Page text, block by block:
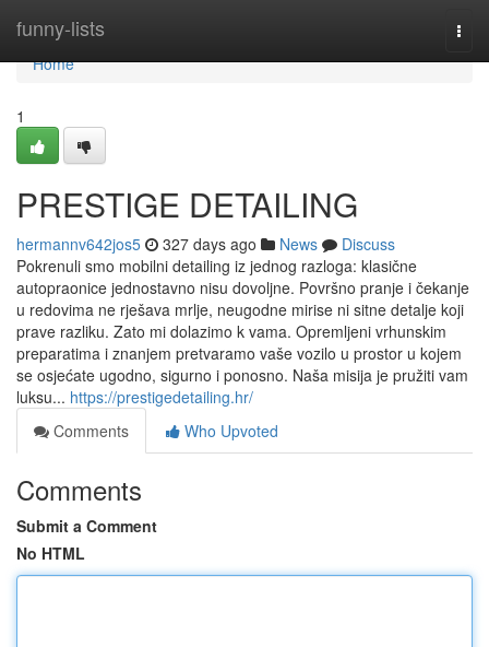
funny-lists
Home
Home
1
PRESTIGE DETAILING
hermannv642jos5 327 days ago News
Discuss
Pokrenuli smo mobilni detailing iz jednog razloga: klasične
autopraonice jednostavno nisu dovoljne. Površno pranje i čekanje
u redovima ne rješava mrlje, neugodne mirise ni sitne detalje koji
prave razliku. Zato mi dolazimo k vama. Opremljeni vrhunskim
preparatima i znanjem pretvaramo vaše vozilo u prostor u kojem
se osjećate ugodno, sigurno i ponosno. Naša misija je pružiti vam
luksu... https://prestigedetailing.hr/
Comments
Who Upvoted
Comments
Submit a Comment
No HTML